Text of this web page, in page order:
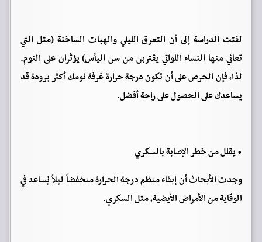
لفتت الدراسة إلى أن التعرق الليلي والهبات الساخنة (مثل التي
تعاني منها النساء اللواتي يقتربن من سن اليأس) يؤثران على النوم.
لذا، فإن الحرص على أن تكون درجة حرارة غرفة نومك أكثر برودة قد
يساعدك على الحصول على راحة أفضل.
• يقلل من خطر الإصابة بالسكري
وجدت الأبحاث أن إبقاء منظم درجة الحرارة منخفضاً ليلاً يُساعد في
الوقاية من الأمراض الأيضية، مثل السكري.